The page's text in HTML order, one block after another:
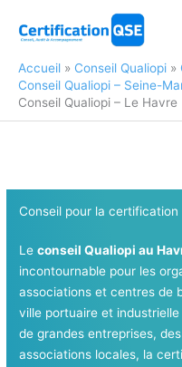
Accueil Conseil Qualiopi
Conseil Qualiopi – Seine-
Conseil Qualiopi – Le Havre
Conseil pour la certification
Leconseil Qualiopi au
incontournable pour les
associations et centres de
ville portuaire et
de grandes entreprises,
associations locales, la